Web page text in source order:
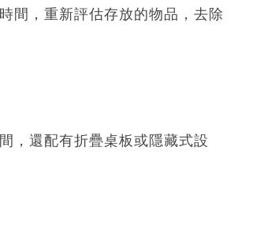
間，重新評估存放的物品，去除
，還配有折疊桌板或隱藏式設